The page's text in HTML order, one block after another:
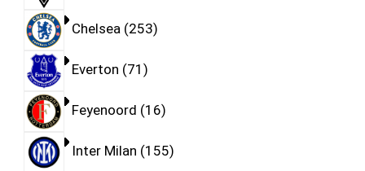
Chelsea 253
Everton 71
Feyenoord 16
Inter Milan 155